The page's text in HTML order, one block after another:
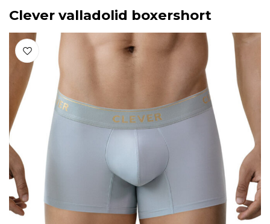
Clever valladolid boxershort